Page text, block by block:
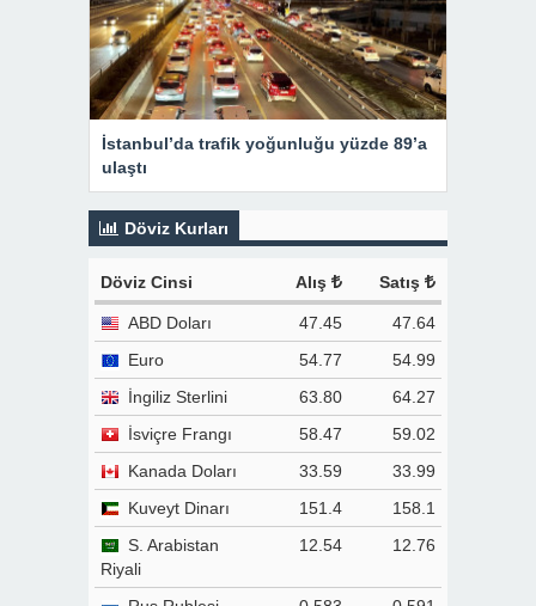
İstanbul’da trafik yoğunluğu yüzde 89’a
ulaştı
Döviz Kurları
Döviz Cinsi Alış Satış
ABD Doları 47.45
47.64
Euro
54.77
54.99
İngiliz Sterlini
63.80
64.27
İsviçre Frangı
58.47
59.02
Kanada Doları
33.59
33.99
Kuveyt Dinarı
151.4
158.1
S. Arabistan
Riyali
12.54 12.76